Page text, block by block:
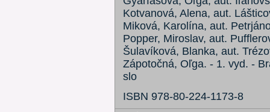
Kotvanová, Alena, aut.
Miková, Karolína, aut.
Popper, Miroslav, aut.
Šulavíková, Blanka, aut.
Zápotočná, Oľga. - 1. vyd. -
slo
ISBN 978-80-224-1173-8